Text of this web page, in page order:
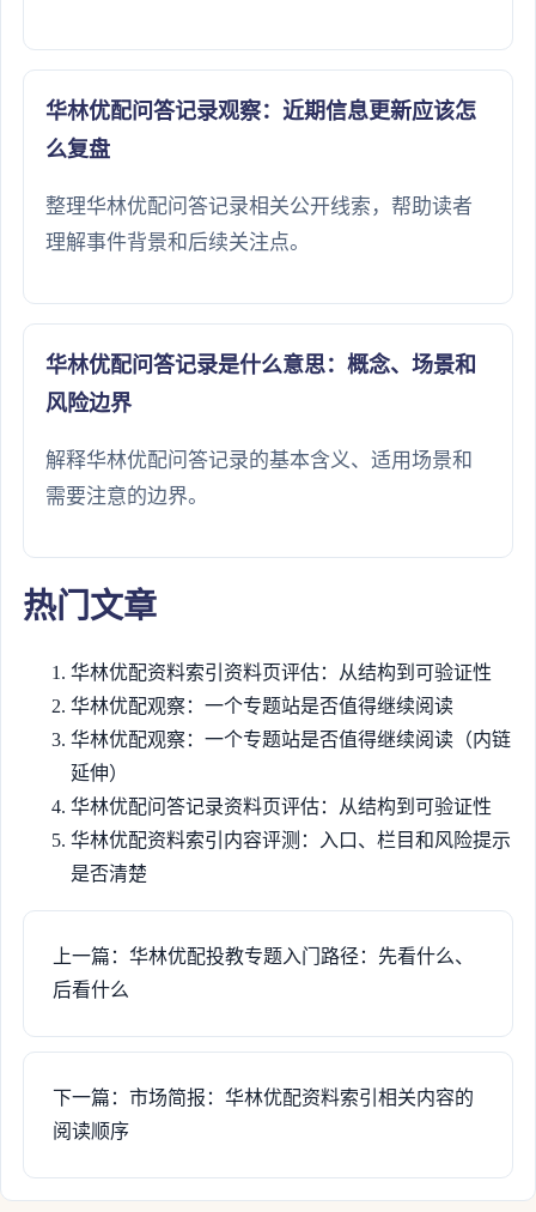
华林优配问答记录观察：近期信息更新应该怎
么复盘
整理华林优配问答记录相关公开线索，帮助读者
理解事件背景和后续关注点。
华林优配问答记录是什么意思：概念、场景和
风险边界
解释华林优配问答记录的基本含义、适用场景和
需要注意的边界。
热门文章
华林优配资料索引资料页评估：从结构到可验证性
华林优配观察：一个专题站是否值得继续阅读
华林优配观察：一个专题站是否值得继续阅读（内链
延伸）
华林优配问答记录资料页评估：从结构到可验证性
华林优配资料索引内容评测：入口、栏目和风险提示
是否清楚
上一篇：华林优配投教专题入门路径：先看什么、
后看什么
下一篇：市场简报：华林优配资料索引相关内容的
阅读顺序